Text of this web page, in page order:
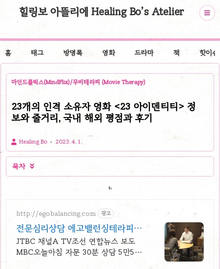
힐링보 아뜰리에 Healing Bo’s Atelier
홈 태그 방명록 영화 드라마 책 핫이슈
마인드플릭스(MindFlix)/무비테라피 (Movie Therapy)
23개의 인격 소유자 영화 <23 아이덴티티> 정
보와 줄거리, 국내 해외 평점과 후기
Healing Bo 2023. 4. 1.
목차 
http://egobalancing.com 광고
전문심리상담 에고밸런싱테라피
JTBC 채널A TV조선소개
JTBC 채널A TV조선 연합뉴스 보도
MBC오늘아침 자문 30분 상담 5만5천